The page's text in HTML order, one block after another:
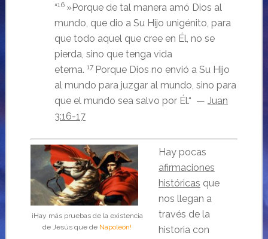
“16 »Porque de tal manera amó Dios al
mundo, que dio a Su Hijo unigénito, para
que todo aquel que cree en Él, no se
pierda, sino que tenga vida
eterna. 17 Porque Dios no envió a Su Hijo
al mundo para juzgar al mundo, sino para
que el mundo sea salvo por Él.“ — Juan
3:16-17
¡Hay más pruebas de la existencia
de Jesús que de Napoleón!
Hay pocas
afirmaciones
históricas que
nos llegan a
través de la
historia con